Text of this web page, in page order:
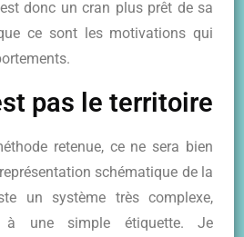
donc un cran plus prêt de sa
ce sont les motivations qui
pas le territoire
retenue, ce ne sera bien
schématique de la
un système très complexe,
une simple étiquette. Je